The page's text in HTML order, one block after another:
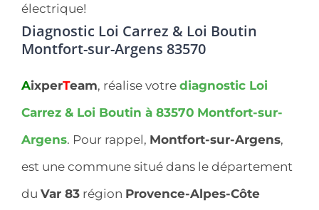
électrique!
Diagnostic Loi Carrez & Loi Boutin
Montfort-sur-Argens 83570
AixperTeam, réalise votre diagnostic Loi
Carrez & Loi Boutin à 83570 Montfort-sur-
Argens. Pour rappel, Montfort-sur-Argens,
est une commune situé dans le département
du Var 83 région Provence-Alpes-Côte